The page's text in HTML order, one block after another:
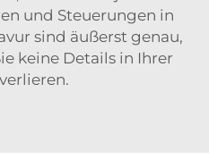
und Steuerungen in
sind äußerst genau,
keine Details in Ihrer